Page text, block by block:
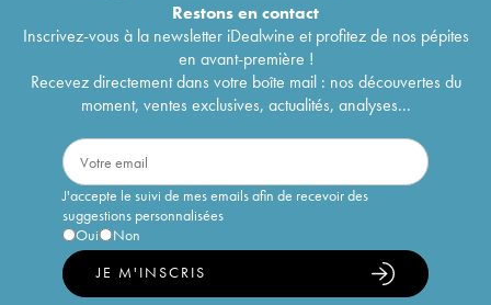
Restons encontact
Inscrivez-vous à la newsletter iDealwine et profitez de nos pépites
en avant-première !
Recevez directement dans votre boîte mail : nos découvertes du
moment, ventes exclusives, actualités, analyses...
J'accepte le suivi de mes emails afin de recevoir des
suggestions personnalisées
Oui
Non
JE M'INSCRIS